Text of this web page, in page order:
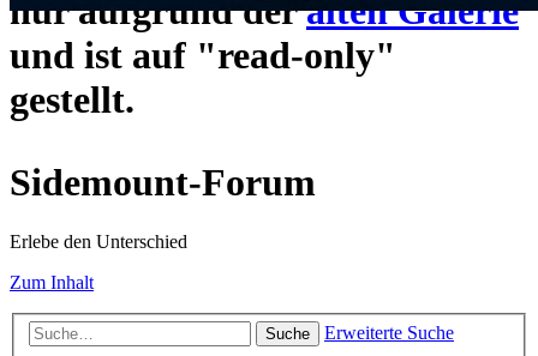
nur aufgrund deralten Galerie
und ist auf "read-only"
gestellt.
Sidemount-Forum
Erlebe den Unterschied
Zum Inhalt
Suche Erweiterte Suche